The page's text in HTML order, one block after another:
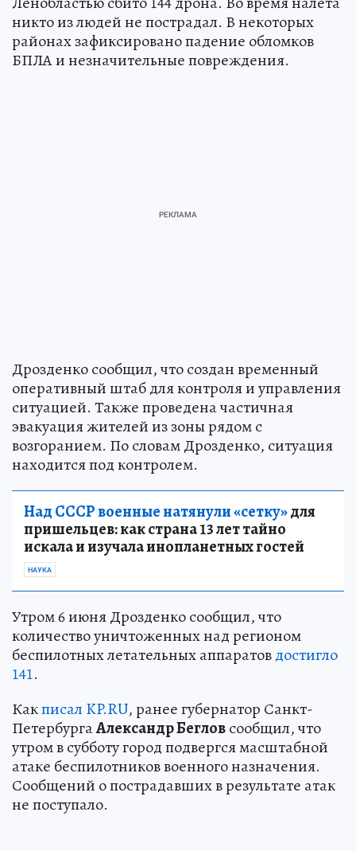
никто из людей не пострадал. В некоторых
районах зафиксировано падение обломков
БПЛА и незначительные повреждения.
Дрозденко сообщил, что создан временный
оперативный штаб для контроля и управления
ситуацией. Также проведена частичная
эвакуация жителей из зоны рядом с
возгоранием. По словам Дрозденко, ситуация
находится под контролем.
Над СССР военные натянули «сетку»для
пришельцев: как страна 13 лет тайно
искала и изучала инопланетных гостей
НАУКА
Утром 6 июня Дрозденко сообщил, что
количество уничтоженных над регионом
беспилотных летательных аппаратовдостигло
141.
Какписал KP.RU, ранее губернатор Санкт-
ПетербургаАлександр Бегловсообщил, что
утром в субботу город подвергся масштабной
атаке беспилотников военного назначения.
Сообщений о пострадавших в результате атак
не поступало.